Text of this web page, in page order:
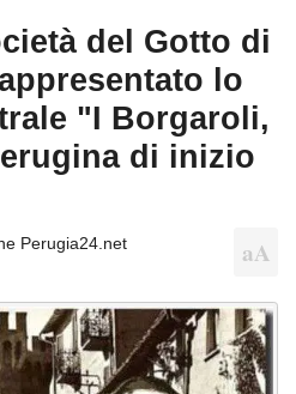
del Gotto di
lo
"I Borgaroli,
di inizio
Perugia24.net